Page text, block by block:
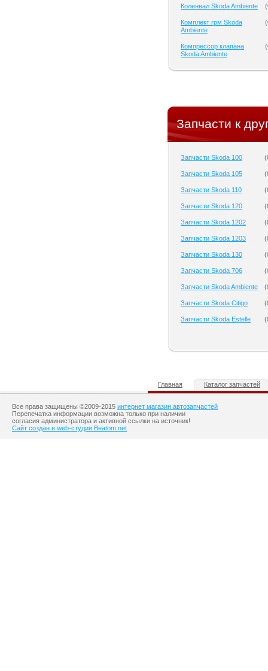
Коленвал Skoda Ambiente (
Комплект грм Skoda
Ambiente
(
Компрессор клапана
Skoda Ambiente
(
Запчасти к
Запчасти Skoda 100 (
Запчасти Skoda 105 (
Запчасти Skoda 110 (
Запчасти Skoda 120 (
Запчасти Skoda 1202 (
Запчасти Skoda 1203 (
Запчасти Skoda 130 (
Запчасти Skoda 706 (
Запчасти Skoda Ambiente (
Запчасти Skoda Citigo (
Запчасти Skoda Estelle (
Главная Каталог запчастей
Все права защищены ©2009-2015 интернет магазин автозапчастей
Перепечатка информации возможна только при наличии
согласия администратора и активной ссылки на источник!
Сайт создан в web-студии Beatom.net